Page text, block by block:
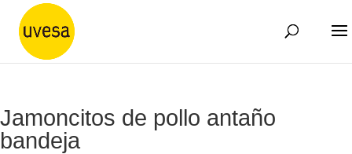
Jamoncitos de pollo antaño
bandeja